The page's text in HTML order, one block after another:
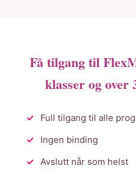
Få tilgang til
klasser og
Full tilgang til alle
Ingen binding
Avslutt når som helst